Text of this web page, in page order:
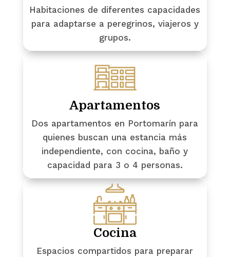
Habitaciones de diferentes capacidades
para adaptarse a peregrinos, viajeros y
grupos.
Apartamentos
Dos apartamentos en Portomarín para
quienes buscan una estancia más
independiente, con cocina, baño y
capacidad para 3 o 4 personas.
Cocina
Espacios compartidos para preparar